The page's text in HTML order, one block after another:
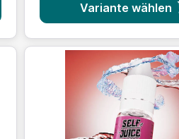
Variante wählen